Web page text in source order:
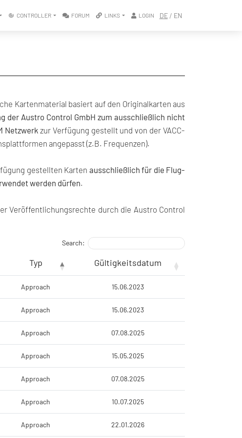
CONTROLLER FORUM LINKS LOGIN DE / EN
Kartenmaterial basiert auf den Originalkarten aus
der Austro Control GmbH zum ausschließlich nicht
Netzwerkzur Verfügung gestellt und von der VACC-
angepasst (z.B. Frequenzen).
gestellten Karten ausschließlich für die Flug-
werden dürfen.
Veröffentlichungsrechte durch die Austro Control
Search:
Typ Gültigkeitsdatum
Approach 15.06.2023
Approach 15.06.2023
Approach 07.08.2025
Approach 15.05.2025
Approach 07.08.2025
Approach 10.07.2025
Approach 22.01.2026